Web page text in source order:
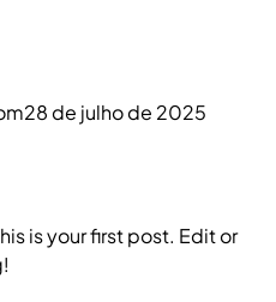
28 de julho de 2025
is your first post. Edit or